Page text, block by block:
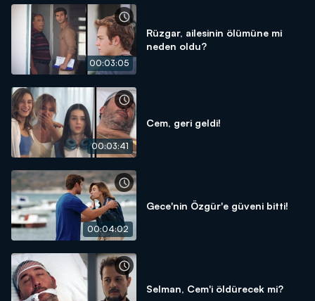
00:03:05
Rüzgar, ailesinin ölümüne mi
neden oldu?
00:03:41
Cem, geri geldi!
00:04:02
Gece'nin Özgür'e güveni bitti!
Selman, Cem'i öldürecek mi?